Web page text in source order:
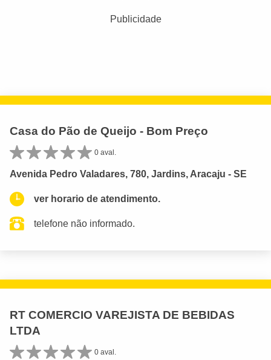
Publicidade
Casa do Pão de Queijo - Bom Preço
0 aval.
Avenida Pedro Valadares, 780, Jardins, Aracaju - SE
ver horario de atendimento.
telefone não informado.
RT COMERCIO VAREJISTA DE BEBIDAS
LTDA
0 aval.